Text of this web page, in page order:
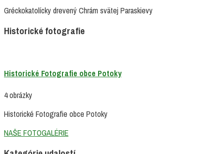
Gréckokatolícky drevený Chrám svätej Paraskievy
Historické fotografie
Historické Fotografie obce Potoky
4 obrázky
Historické Fotografie obce Potoky
NAŠE FOTOGALÉRIE